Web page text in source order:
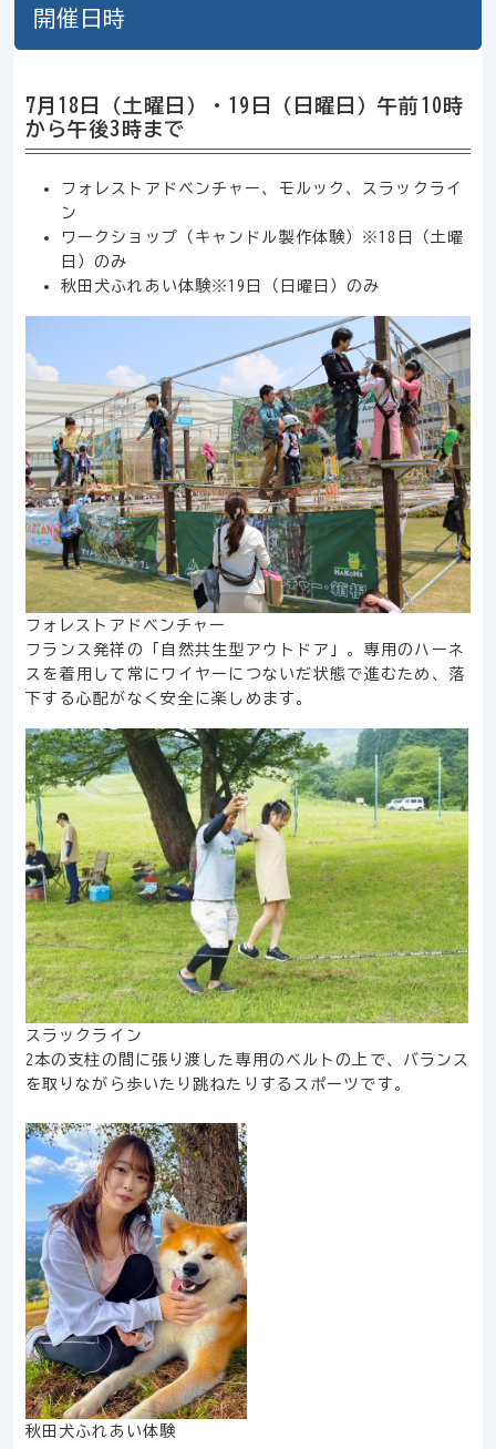
開催日時
7月18日（土曜日）・19日（日曜日）午前10時
から午後3時まで
フォレストアドベンチャー、モルック、スラックライ
ン
ワークショップ（キャンドル製作体験）※18日（土曜
日）のみ
秋田犬ふれあい体験※19日（日曜日）のみ
フォレストアドベンチャー
フランス発祥の「自然共生型アウトドア」。専用のハーネ
スを着用して常にワイヤーにつないだ状態で進むため、落
下する心配がなく安全に楽しめます。
スラックライン
2本の支柱の間に張り渡した専用のベルトの上で、バランス
を取りながら歩いたり跳ねたりするスポーツです。
秋田犬ふれあい体験